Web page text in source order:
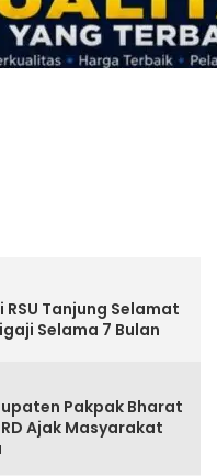
Tanjung Selamat
Selama 7 Bulan
Pakpak Bharat
Ajak Masyarakat